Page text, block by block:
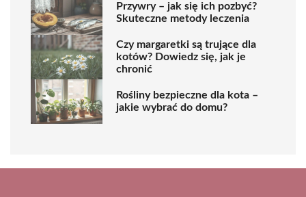
Przywry – jak się ich pozbyć?
Skuteczne metody leczenia
Czy margaretki są trujące dla
kotów? Dowiedz się, jak je
chronić
Rośliny bezpieczne dla kota –
jakie wybrać do domu?